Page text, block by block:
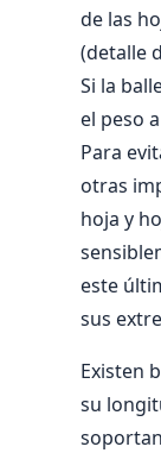
de las
(detalle
Si la
el peso
Para
otras
hoja y
este
sus
Existen
su